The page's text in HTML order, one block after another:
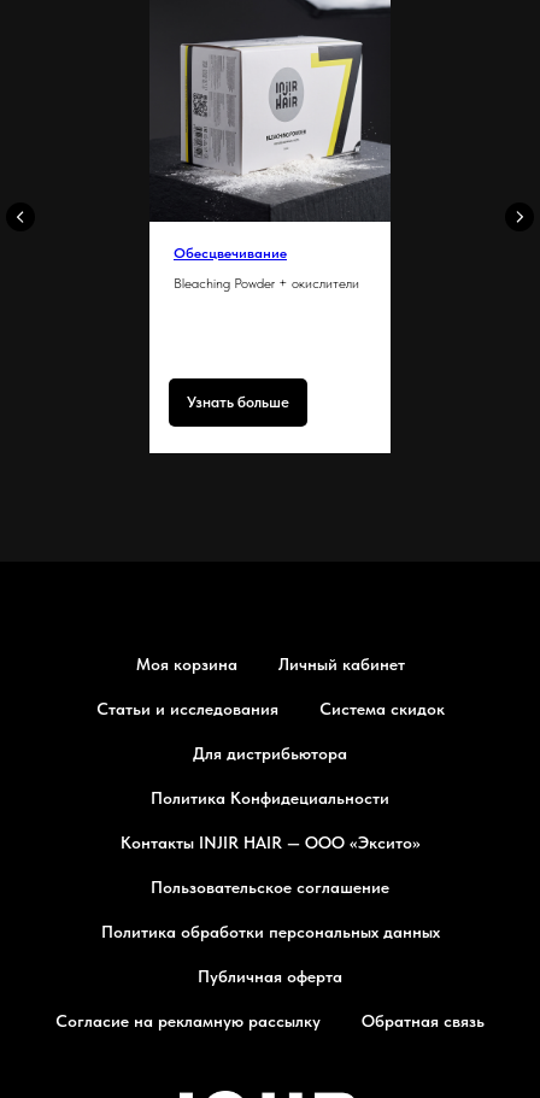
Обесцвечивание
Bleaching Powder + окислители
Узнать больше
Моя корзина Личный кабинет
Статьи и исследования Система скидок
Для дистрибьютора
Политика Конфидециальности
Контакты INJIR HAIR — ООО «Эксито»
Пользовательское соглашение
Политика обработки персональных данных
Публичная оферта
Согласие на рекламную рассылку Обратная связь